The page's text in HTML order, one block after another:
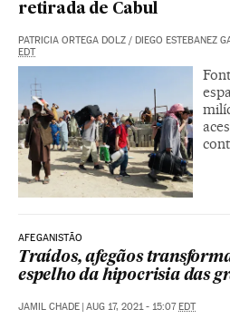
retirada de Cabul
PATRICIA ORTEGA DOLZ / DIEGO ESTEBANEZ
EDT
AFEGANISTÃO
Traídos, afegãos
espelho da hipocrisia das
JAMIL CHADE | AUG 17, 2021 - 15:07EDT